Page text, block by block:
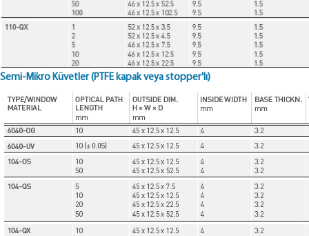
Semi-Mikro Küvetler (PTFE kapak veya stopper'lı)